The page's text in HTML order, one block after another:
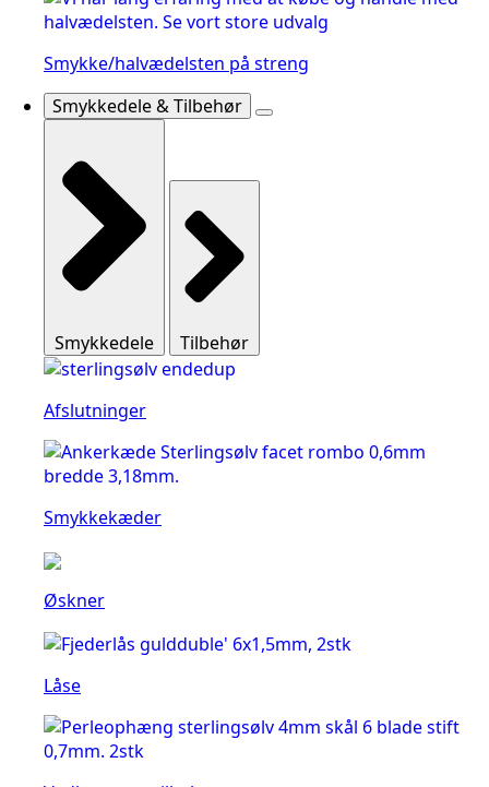
Smykke/halvædelsten på streng
Smykkedele & Tilbehør
Smykkedele Tilbehør
Afslutninger
Smykkekæder
Øskner
Låse